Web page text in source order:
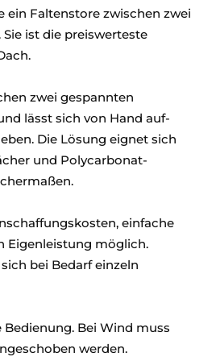
ein Faltenstore zwischen zwei
ist die preiswerteste
zwei gespannten
lässt sich von Hand auf-
Die Lösung eignet sich
und Polycarbonat-
einfache
Eigenleistung möglich.
bei Bedarf einzeln
Bedienung. Bei Wind muss
werden.